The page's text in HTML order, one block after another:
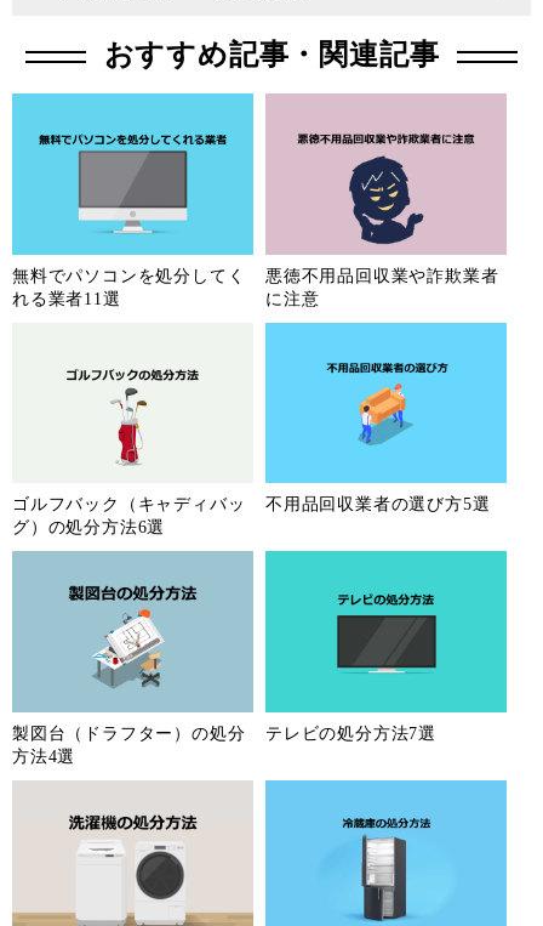
岩手県 宮城県
秋田県 山形県 福島県 茨城県
栃木県 群馬県 埼玉県 千葉県
岐阜県 愛知県
香川県 愛媛県 高知県 福岡県
鹿児島県
おすすめ記事・関連記事
無料でパソコンを処分してく
れる業者11選
悪徳不用品回収業や詐欺業者
に注意
ゴルフバック（キャディバッ
グ）の処分方法6選
不用品回収業者の選び方5選
製図台（ドラフター）の処分
方法4選
テレビの処分方法7選